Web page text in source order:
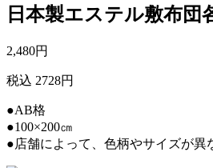
日本製エステル敷布団
2,480円
税込 2728円
●AB格
●100×200㎝
●店舗によって、色柄やサイズが異